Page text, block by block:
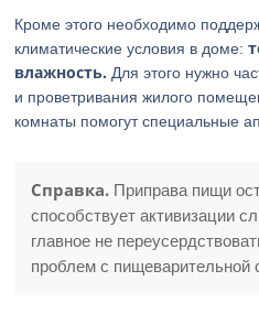
Кроме этого необходимо
климатические условия в доме:
влажность. Для этого нужно
и проветривания жилого
комнаты помогут специальные
Справка. Приправа пищи
способствует активизации
главное не
проблем с пищеварительной